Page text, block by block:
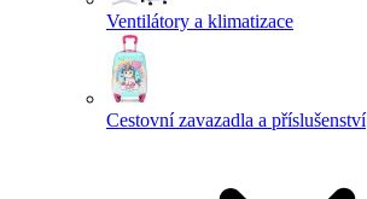
Ventilátory a klimatizace
Cestovní zavazadla a příslušenství